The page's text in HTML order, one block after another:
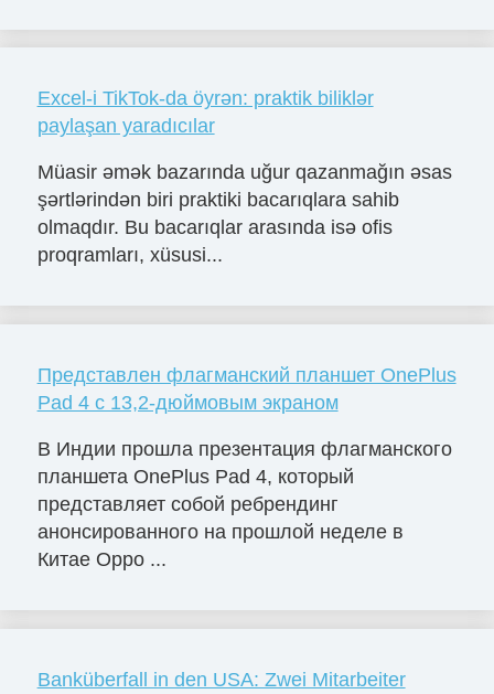
Excel-i TikTok-da öyrən: praktik biliklər
paylaşan yaradıcılar
Müasir əmək bazarında uğur qazanmağın əsas
şərtlərindən biri praktiki bacarıqlara sahib
olmaqdır. Bu bacarıqlar arasında isə ofis
proqramları, xüsusi...
Представлен флагманский планшет OnePlus
Pad 4 с 13,2-дюймовым экраном
В Индии прошла презентация флагманского
планшета OnePlus Pad 4, который
представляет собой ребрендинг
анонсированного на прошлой неделе в
Китае Oppo ...
Banküberfall in den USA: Zwei Mitarbeiter